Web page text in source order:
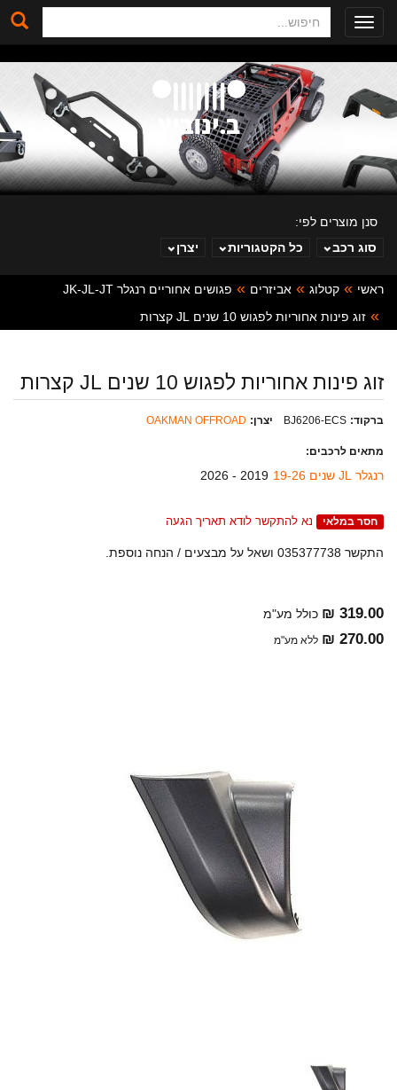
Toggle
navigation
סנן מוצרים לפי:
סוג רכב
כל הקטגוריות יצרן
ראשי קטלוג אביזרים
פגושים אחוריים רנגלר JK-JL-JT
זוג פינות אחוריות לפגוש 10 שנים JL קצרות
זוג פינות אחוריות לפגוש 10 שנים JL קצרות
ברקוד: BJ6206-ECS יצרן: OAKMAN OFFROAD
מתאים לרכבים:
רנגלר JL שנים 19-26 2019 - 2026
חסר במלאי נא להתקשר לודא תאריך הגעה
התקשר 035377738 ושאל על מבצעים / הנחה נוספת.
319.00 ₪ כולל מע"מ
270.00 ₪ ללא מע"מ